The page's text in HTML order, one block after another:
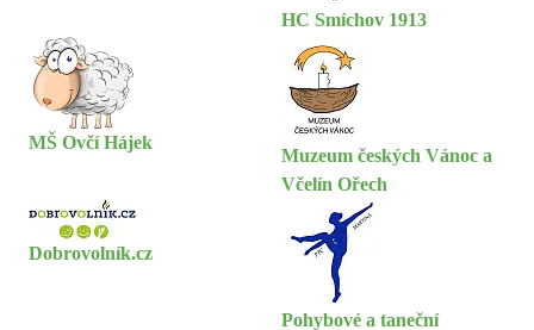
HC Smíchov 1913
MŠ Ovčí Hájek
Muzeum českých Vánoc a
Včelín Ořech
Dobrovolník.cz
Pohybové a taneční